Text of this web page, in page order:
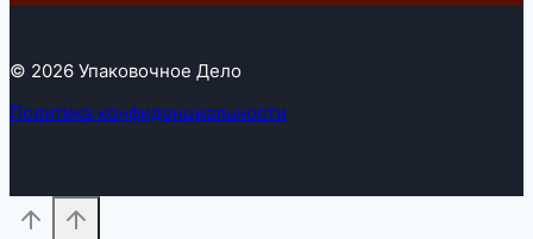
© 2026 Упаковочное Дело
Политика конфиденциальности